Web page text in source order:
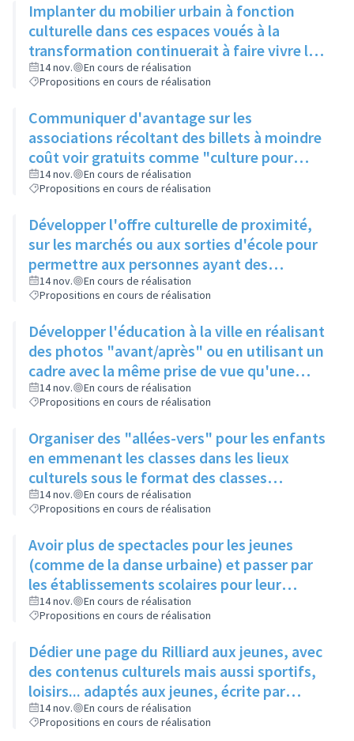
Implanter du mobilier urbain à fonction
culturelle dans ces espaces voués à la
transformation continuerait à faire vivre le
secteur
14 nov.
En cours de réalisation
Propositions en cours de réalisation
Communiquer d'avantage sur les
associations récoltant des billets à moindre
coût voir gratuits comme "culture pour
tous" et faire connaitre le PASS Culture
14 nov.
En cours de réalisation
Propositions en cours de réalisation
Développer l'offre culturelle de proximité,
sur les marchés ou aux sorties d'école pour
permettre aux personnes ayant des
problèmes de mobilité d'avoir accès à la
culture
14 nov.
En cours de réalisation
Propositions en cours de réalisation
Développer l'éducation à la ville en réalisant
des photos "avant/après" ou en utilisant un
cadre avec la même prise de vue qu'une
photo posée à proximité
14 nov.
En cours de réalisation
Propositions en cours de réalisation
Organiser des "allées-vers" pour les enfants
en emmenant les classes dans les lieux
culturels sous le format des classes
découvertes
14 nov.
En cours de réalisation
Propositions en cours de réalisation
Avoir plus de spectacles pour les jeunes
(comme de la danse urbaine) et passer par
les établissements scolaires pour leur
donner envie de s'y rendre
14 nov.
En cours de réalisation
Propositions en cours de réalisation
Dédier une page du Rilliard aux jeunes, avec
des contenus culturels mais aussi sportifs,
loisirs... adaptés aux jeunes, écrite par
quelques adolescents fréquentant l'espace
jeune
14 nov.
En cours de réalisation
Propositions en cours de réalisation